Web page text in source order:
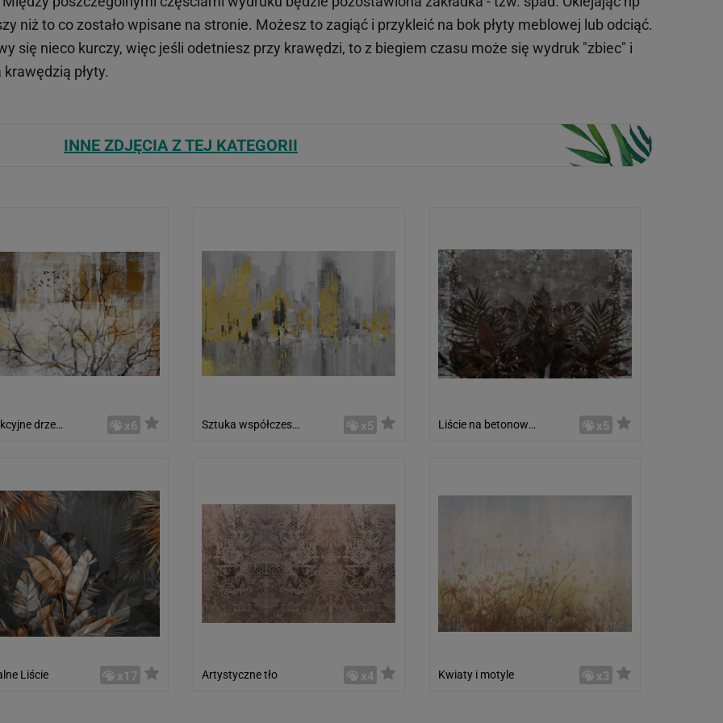
niż to co zostało wpisane na stronie. Możesz to zagiąć i przykleić na bok płyty meblowej lub odciąć.
się nieco kurczy, więc jeśli odetniesz przy krawędzi, to z biegiem czasu może się wydruk "zbiec" i
płyty.
INNE ZDJĘCIA Z TEJ KATEGORII
Abstrakcyjne drzewo x6 Sztuka współczesna x5 Liście na betonowym tle x5
Liście x17 Artystyczne tło x4 Kwiaty i motyle x3